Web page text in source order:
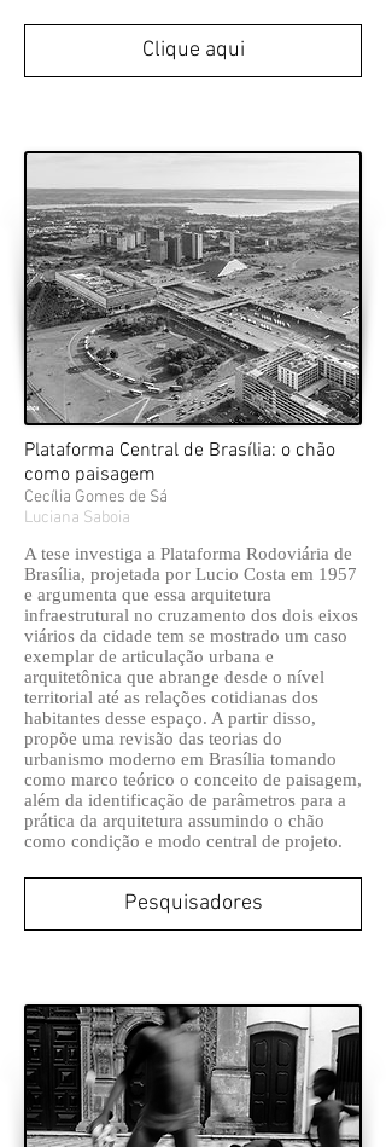
Clique aqui
Plataforma Central de Brasília: o chão
como paisagem
Cecília Gomes de Sá
Luciana Saboia
A tese investiga a Plataforma Rodoviária de
Brasília, projetada por Lucio Costa em 1957
e argumenta que essa arquitetura
infraestrutural no cruzamento dos dois eixos
viários da cidade tem se mostrado um caso
exemplar de articulação urbana e
arquitetônica que abrange desde o nível
territorial até as relações cotidianas dos
habitantes desse espaço. A partir disso,
propõe uma revisão das teorias do
urbanismo moderno em Brasília tomando
como marco teórico o conceito de paisagem,
além da identificação de parâmetros para a
prática da arquitetura assumindo o chão
como condição e modo central de projeto.
Pesquisadores